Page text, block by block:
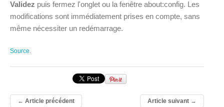
Validez puis fermez l'onglet ou la fenêtre about:config. Les
modifications sont immédiatement prises en compte, sans
même nécessiter un redémarrage.
Source.
← Article précédent Article suivant→